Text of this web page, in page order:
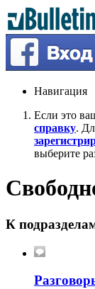
Навигация
Если это
справку.
выберите
К